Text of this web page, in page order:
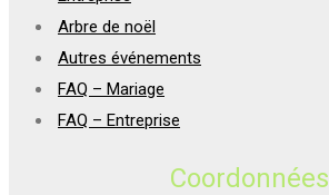
Arbre de noël
Autres événements
FAQ – Mariage
FAQ – Entreprise
Coordonnées